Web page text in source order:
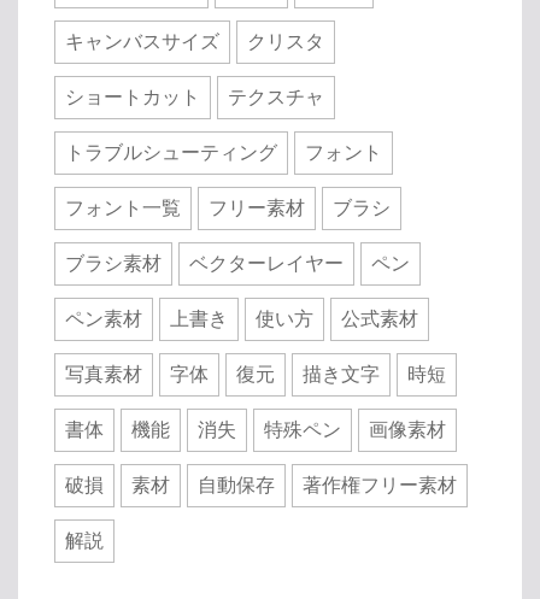
キャンバスサイズ クリスタ
ショートカット テクスチャ
トラブルシューティング フォント
フォント一覧 フリー素材 ブラシ
ブラシ素材 ベクターレイヤー ペン
ペン素材 上書き 使い方 公式素材
写真素材 字体 復元 描き文字 時短
書体 機能 消失 特殊ペン 画像素材
破損 素材 自動保存 著作権フリー素材
解説